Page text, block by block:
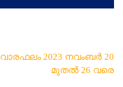
വാരഫലം 2023 നവംബർ 20
മുതൽ 26 വരെ